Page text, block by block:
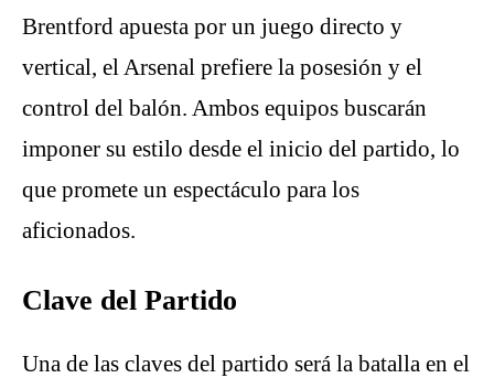
Brentford apuesta por un juego directo y
vertical, el Arsenal prefiere la posesión y el
control del balón. Ambos equipos buscarán
imponer su estilo desde el inicio del partido, lo
que promete un espectáculo para los
aficionados.
Clave del Partido
Una de las claves del partido será la batalla en el